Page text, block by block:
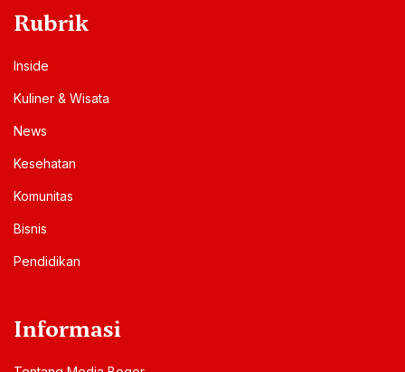
Rubrik
Inside
Kuliner & Wisata
News
Kesehatan
Komunitas
Bisnis
Pendidikan
Informasi